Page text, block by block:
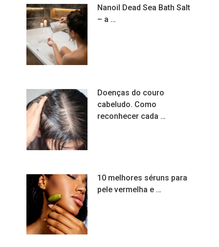
Nanoil Dead Sea Bath Salt
– a …
Doenças do couro
cabeludo. Como
reconhecer cada …
10 melhores séruns para
pele vermelha e …